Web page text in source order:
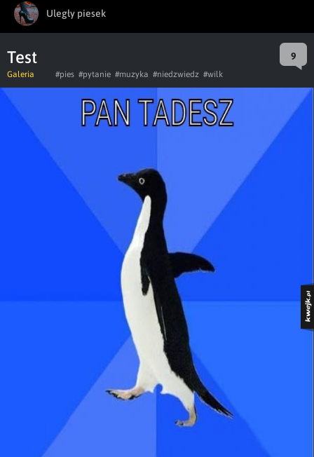
Uległy piesek
Test 9
Galeria #pies #pytanie #muzyka #niedzwiedz #wilk